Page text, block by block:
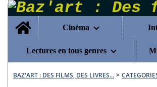
Home
Cinéma
Lectures en tous genres
BAZ'ART : DES FILMS, DES LIVRES... >